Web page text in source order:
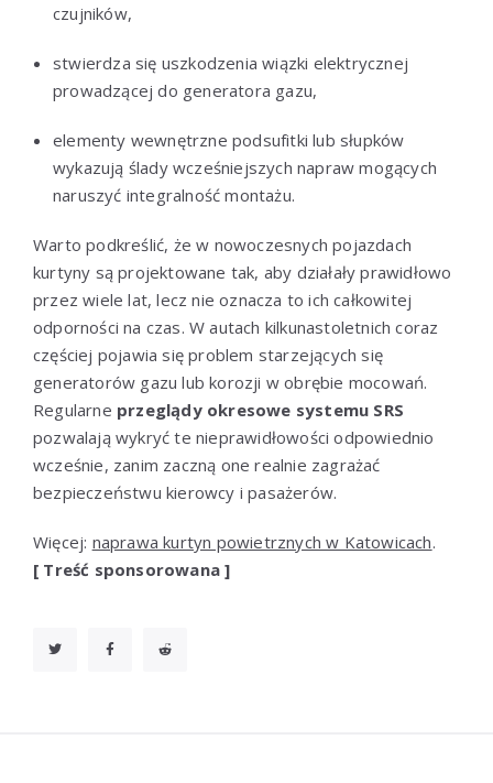
czujników,
stwierdza się uszkodzenia wiązki elektrycznej
prowadzącej do generatora gazu,
elementy wewnętrzne podsufitki lub słupków
wykazują ślady wcześniejszych napraw mogących
naruszyć integralność montażu.
Warto podkreślić, że w nowoczesnych pojazdach
kurtyny są projektowane tak, aby działały prawidłowo
przez wiele lat, lecz nie oznacza to ich całkowitej
odporności na czas. W autach kilkunastoletnich coraz
częściej pojawia się problem starzejących się
generatorów gazu lub korozji w obrębie mocowań.
Regularne przeglądy okresowe systemu SRS
pozwalają wykryć te nieprawidłowości odpowiednio
wcześnie, zanim zaczną one realnie zagrażać
bezpieczeństwu kierowcy i pasażerów.
Więcej: naprawa kurtyn powietrznych w Katowicach.
[ Treść sponsorowana ]